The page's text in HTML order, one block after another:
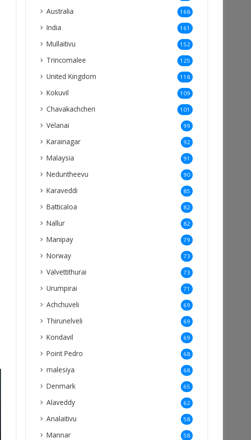
Australia 168
India 161
Mullaitivu 152
Trincomalee 125
United Kingdom 118
Kokuvil 109
Chavakachcheri 101
Velanai 99
Karainagar 92
Malaysia 91
Neduntheevu 90
Karaveddi 85
Batticaloa 82
Nallur 82
Manipay 79
Norway 73
Valvettithurai 73
Urumpirai 71
Achchuveli 69
Thirunelveli 69
Kondavil 69
Point Pedro 68
malesiya 68
Denmark 65
Alaveddy 62
Analaitivu 58
Mannar 58